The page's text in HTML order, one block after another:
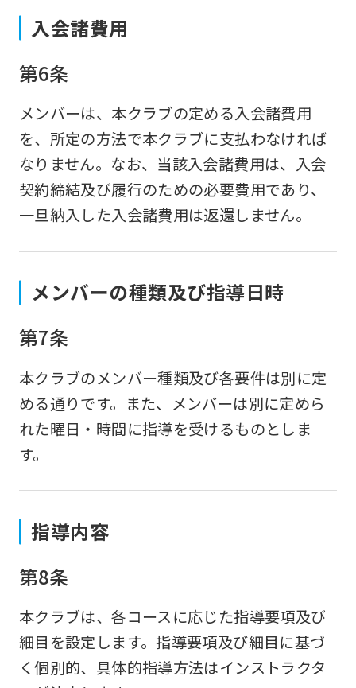
入会諸費用
第6条
メンバーは、本クラブの定める入会諸費用
を、所定の方法で本クラブに支払わなければ
なりません。なお、当該入会諸費用は、入会
契約締結及び履行のための必要費用であり、
一旦納入した入会諸費用は返還しません。
メンバーの種類及び指導日時
第7条
本クラブのメンバー種類及び各要件は別に定
める通りです。また、メンバーは別に定めら
れた曜日・時間に指導を受けるものとしま
す。
指導内容
第8条
本クラブは、各コースに応じた指導要項及び
細目を設定します。指導要項及び細目に基づ
く個別的、具体的指導方法はインストラクタ